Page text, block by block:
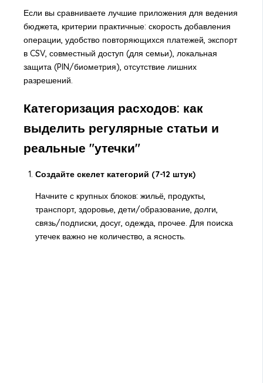
Если вы сравниваете лучшие приложения для ведения
бюджета, критерии практичные: скорость добавления
операции, удобство повторяющихся платежей, экспорт
в CSV, совместный доступ (для семьи), локальная
защита (PIN/биометрия), отсутствие лишних
разрешений.
Категоризация расходов: как
выделить регулярные статьи и
реальные "утечки"
Создайте скелет категорий (7-12 штук)
Начните с крупных блоков: жильё, продукты,
транспорт, здоровье, дети/образование, долги,
связь/подписки, досуг, одежда, прочее. Для поиска
утечек важно не количество, а ясность.